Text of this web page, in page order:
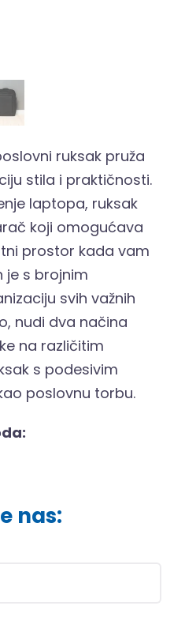
ruksak pruža
stila i praktičnosti.
laptopa, ruksak
koji omogućava
prostor kada vam
je s brojnim
svih važnih
nudi dva načina
na različitim
s podesivim
poslovnu torbu.
nas: